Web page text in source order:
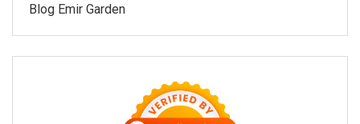
Blog Emir Garden